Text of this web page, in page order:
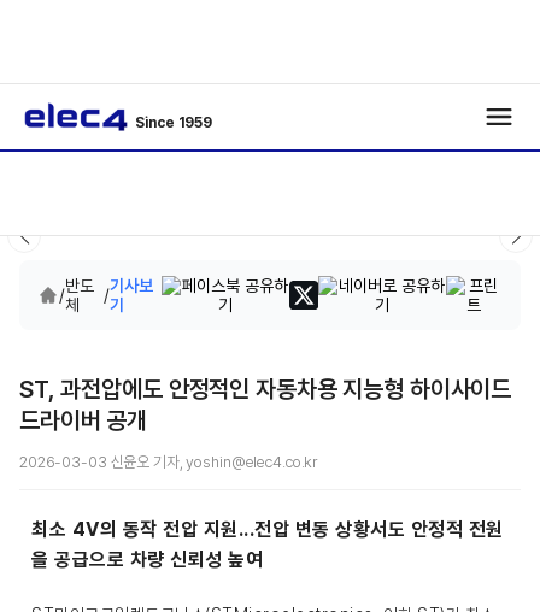
Since 1959
/반도
체
/기사보
기
ST, 과전압에도 안정적인 자동차용 지능형 하이사이드
드라이버 공개
2026-03-03 신윤오 기자, yoshin@elec4.co.kr
최소 4V의 동작 전압 지원...전압 변동 상황서도 안정적 전원
을 공급으로 차량 신뢰성 높여